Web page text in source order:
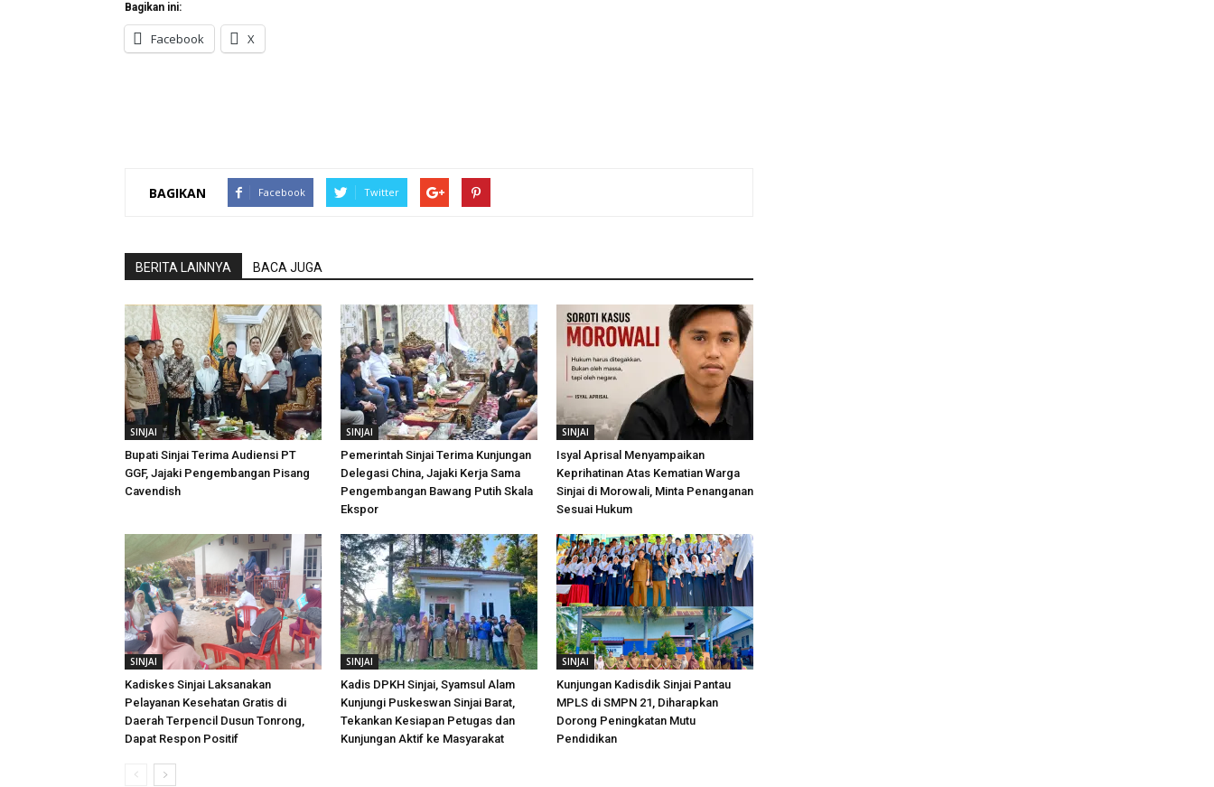
Bagikan ini:
Facebook X
BAGIKAN Facebook Twitter
BERITA LAINNYA BACA JUGA
SINJAI
Bupati Sinjai Terima Audiensi PT
GGF, Jajaki Pengembangan Pisang
Cavendish
SINJAI
Pemerintah Sinjai Terima Kunjungan
Delegasi China, Jajaki Kerja Sama
Pengembangan Bawang Putih Skala
Ekspor
SINJAI
Isyal Aprisal Menyampaikan
Keprihatinan Atas Kematian Warga
Sinjai di Morowali, Minta Penanganan
Sesuai Hukum
SINJAI
Kadiskes Sinjai Laksanakan
Pelayanan Kesehatan Gratis di
Daerah Terpencil Dusun Tonrong,
Dapat Respon Positif
SINJAI
Kadis DPKH Sinjai, Syamsul Alam
Kunjungi Puskeswan Sinjai Barat,
Tekankan Kesiapan Petugas dan
Kunjungan Aktif ke Masyarakat
SINJAI
Kunjungan Kadisdik Sinjai Pantau
MPLS di SMPN 21, Diharapkan
Dorong Peningkatan Mutu
Pendidikan